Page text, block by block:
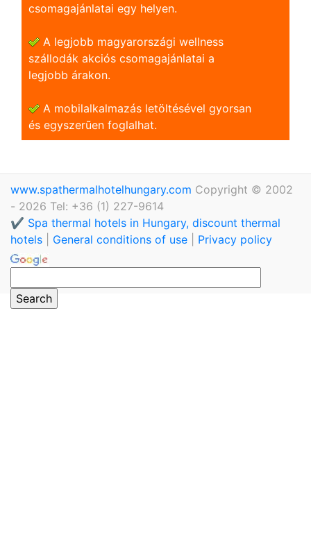
csomagajánlatai egy helyen.
A legjobb magyarországi wellness
szállodák akciós csomagajánlatai a
legjobb árakon.
A mobilalkalmazás letöltésével gyorsan
és egyszerũen foglalhat.
www.spathermalhotelhungary.com Copyright © 2002
- 2026 Tel: +36 (1) 227-9614
✔️ Spa thermal hotels in Hungary, discount thermal
hotels
General conditions of use Privacy policy